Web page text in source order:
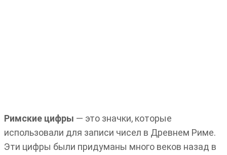
Римские цифры — это значки, которые
использовали для записи чисел в Древнем Риме.
Эти цифры были придуманы много веков назад в